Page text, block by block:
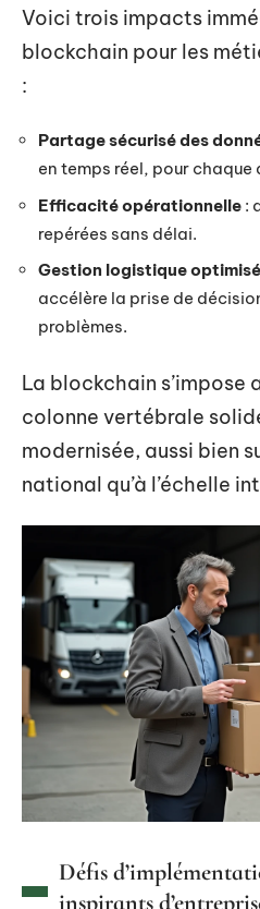
Voici trois impacts
blockchain pour les
:
Partage sécurisé des
en temps réel, pour chaque
Efficacité opérationnelle :
repérées sans délai.
Gestion logistique
accélère la prise de
problèmes.
La blockchain s’impose
colonne vertébrale
modernisée, aussi bien
national qu’à l’échelle
Défis
inspirants